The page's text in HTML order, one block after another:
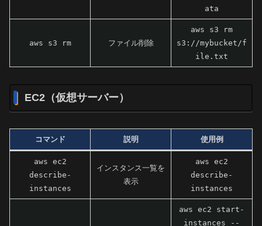
ata
aws s3 rm ファイル削除
aws s3 rm
s3://mybucket/f
ile.txt
EC2（仮想サーバー）
コマンド 説明 使用例
aws ec2
describe-
instances
インスタンス一覧を
表示
aws ec2
describe-
instances
aws ec2 start-
instances --